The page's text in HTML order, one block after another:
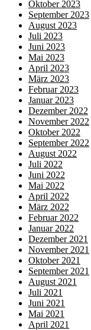
Oktober 2023
September 2023
August 2023
Juli 2023
Juni 2023
Mai 2023
April 2023
März 2023
Februar 2023
Januar 2023
Dezember 2022
November 2022
Oktober 2022
September 2022
August 2022
Juli 2022
Juni 2022
Mai 2022
April 2022
März 2022
Februar 2022
Januar 2022
Dezember 2021
November 2021
Oktober 2021
September 2021
August 2021
Juli 2021
Juni 2021
Mai 2021
April 2021